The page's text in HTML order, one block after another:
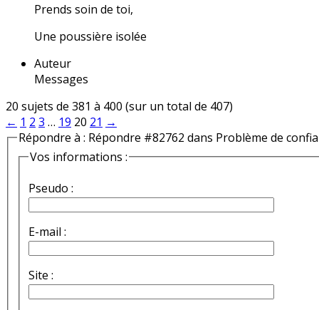
Prends soin de toi,
Une poussière isolée
Auteur
Messages
20 sujets de 381 à 400 (sur un total de 407)
← 1 2 3 … 19 20 21 →
Répondre à : Répondre #82762 dans Problème de
Vos informations :
Pseudo :
E-mail :
Site :